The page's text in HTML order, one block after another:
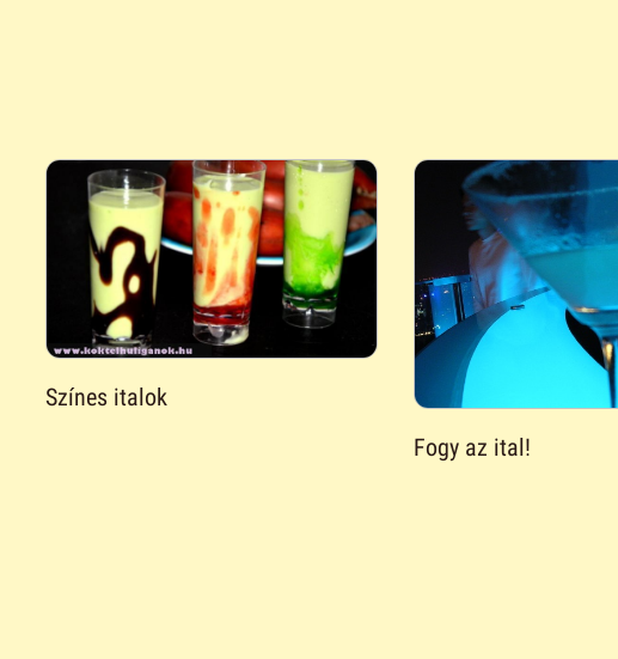
Színes italok
Fogy az ital!